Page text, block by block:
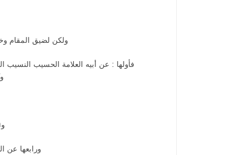
ولكن لضيق المقام
فأولها : عن أبيه العلامة الحسيب
ورابعها عن